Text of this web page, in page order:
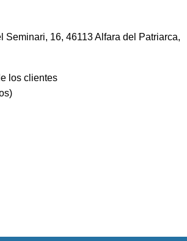
Seminari, 16, 46113 Alfara del Patriarca,
los clientes